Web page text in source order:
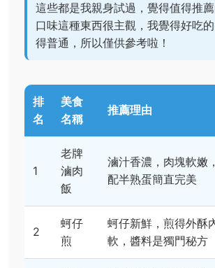
這些都是我親身試過，覺得值得推薦
口味這種東西很主觀，我覺得好吃
得普通，所以僅供參考啦！
排
名
美食
名稱
推薦理由
1
老牌
滷肉
飯
滷汁香濃，肉塊軟嫩
配半熟蛋簡直完美
2
蚵仔
煎
蚵仔新鮮，煎得外酥
軟，醬料是獨門秘方